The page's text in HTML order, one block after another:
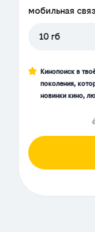
мобильная
10 гб
Кинопоиск в
поколения,
новинки кино,